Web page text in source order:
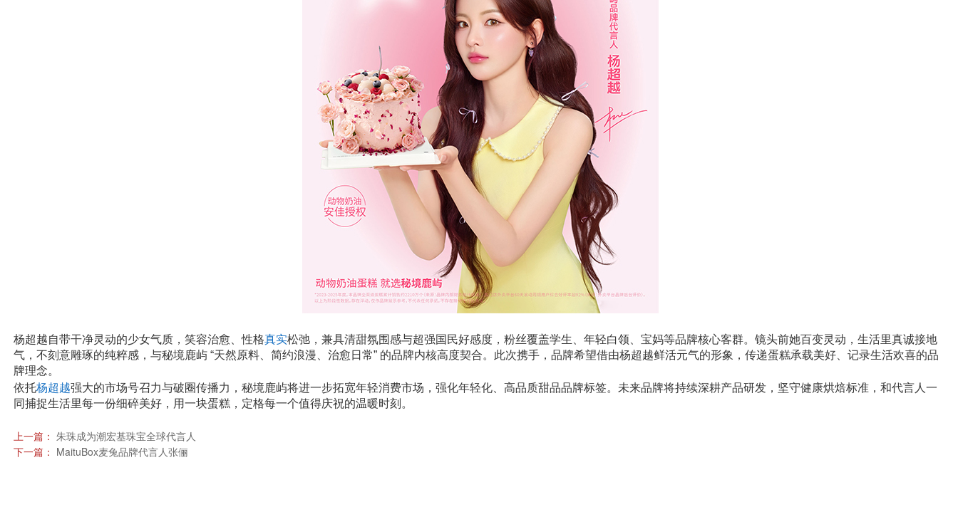
杨超越自带干净灵动的少女气质，笑容治愈、性格真实松弛，兼具清甜氛围感与超强国民好感度，粉丝覆盖学生、年轻白领、宝妈等品牌核心客群。镜头前她百变灵动，生活里真诚接地
气，不刻意雕琢的纯粹感，与秘境鹿屿 “天然原料、简约浪漫、治愈日常” 的品牌内核高度契合。此次携手，品牌希望借由杨超越鲜活元气的形象，传递蛋糕承载美好、记录生活欢喜的品
牌理念。
依托杨超越强大的市场号召力与破圈传播力，秘境鹿屿将进一步拓宽年轻消费市场，强化年轻化、高品质甜品品牌标签。未来品牌将持续深耕产品研发，坚守健康烘焙标准，和代言人一
同捕捉生活里每一份细碎美好，用一块蛋糕，定格每一个值得庆祝的温暖时刻。
上一篇： 朱珠成为潮宏基珠宝全球代言人
下一篇： MaituBox麦兔品牌代言人张俪